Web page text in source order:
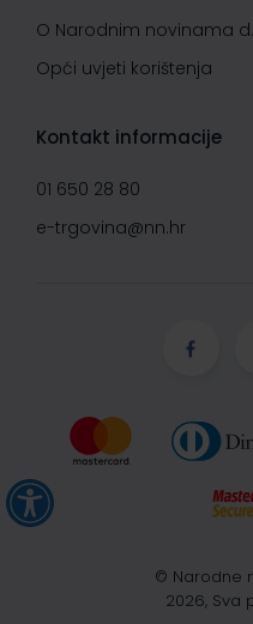
O Narodnim novinama
Opći uvjeti korištenja
Kontakt informacije
01 650 28 80
e-trgovina@nn.hr
© Narodne
2026, Sva